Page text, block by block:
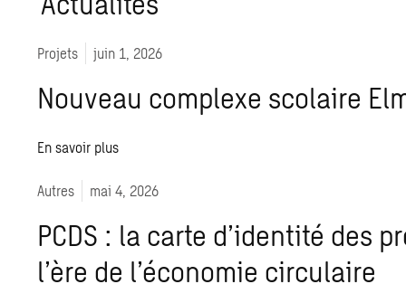
Projets juin 1, 2026
Nouveau complexe scolaire
En savoir plus
Autres mai 4, 2026
PCDS : la carte d’identité des
l’ère de l’économie circulaire